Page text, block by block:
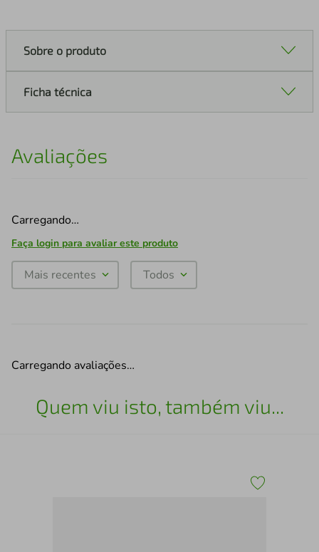
Sobre o produto
Ficha técnica
Avaliações
Carregando…
Faça login para avaliar este produto
Mais recentes Todos
Carregando avaliações…
Quem viu isto, também viu...